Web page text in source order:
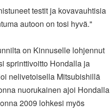
testit ja kovavauhtisia
autoon on tosi hyvä."
on Kinnuselle lohjennut
sprinttivoitto Hondalla ja
nelivetoisella Mitsubishillä
nuorukainen ajoi Hondalla
2009 lohkesi myös